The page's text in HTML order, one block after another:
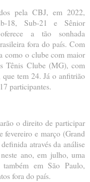
pela CBJ, em 2022,
18, Sub-21 e Sênior
a tão sonhada
fora do país. Com
como o clube com maior
Tênis Clube (MG), com
tem 24. Já o anfitrião
participantes.
o direito de participar
fevereiro e março (Grand
através da análise
ano, em julho, uma
em São Paulo,
fora do país.